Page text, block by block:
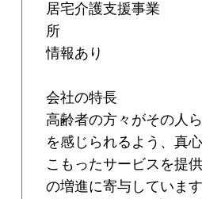
居宅介護支援事業
所 ※事業
情報あり
会社の特長
高齢者の方々がその人
を感じられるよう、真
こもったサービスを提
の増進に寄与しています